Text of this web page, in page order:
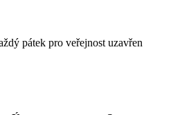
pátek pro veřejnost uzavřen